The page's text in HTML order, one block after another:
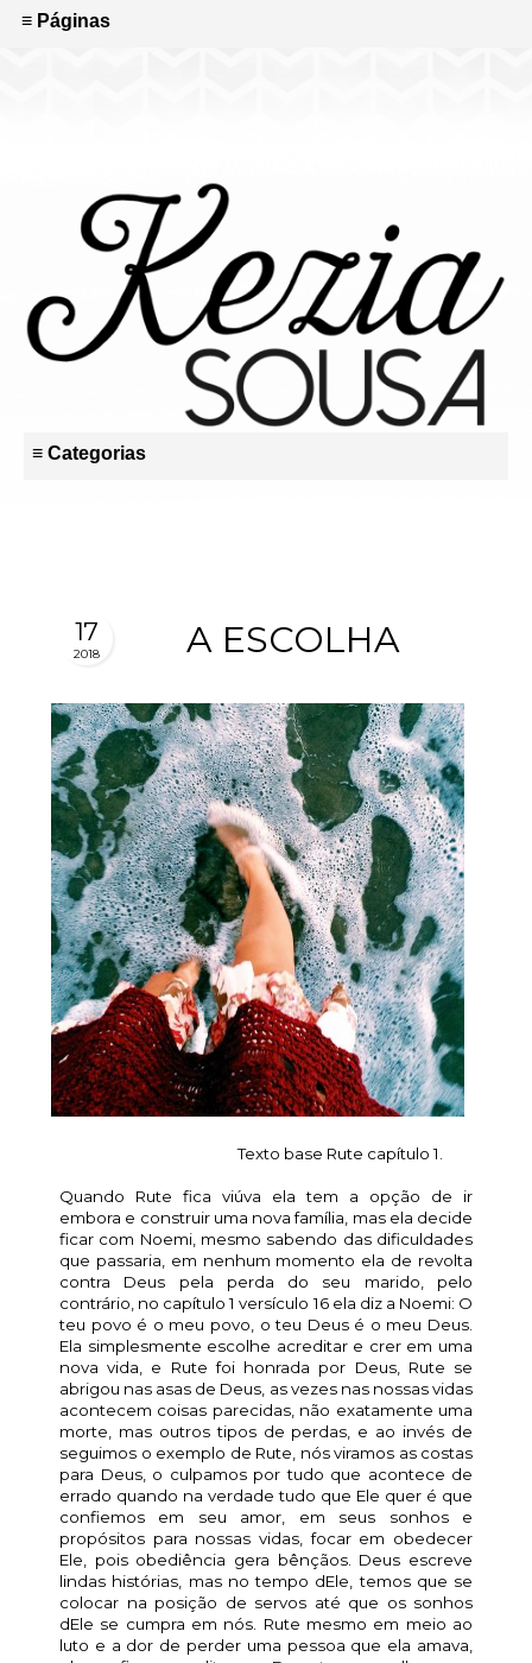
≡ Páginas
≡ Categorias
17
2018 A ESCOLHA
Texto base Rute capítulo 1.
Quando Rute fica viúva ela tem a opção de ir
embora e construir uma nova família, mas ela decide
ficar com Noemi, mesmo sabendo das dificuldades
que passaria, em nenhum momento ela de revolta
contra Deus pela perda do seu marido, pelo
contrário, no capítulo 1 versículo 16 ela diz a Noemi: O
teu povo é o meu povo, o teu Deus é o meu Deus.
Ela simplesmente escolhe acreditar e crer em uma
nova vida, e Rute foi honrada por Deus, Rute se
abrigou nas asas de Deus, as vezes nas nossas vidas
acontecem coisas parecidas, não exatamente uma
morte, mas outros tipos de perdas, e ao invés de
seguimos o exemplo de Rute, nós viramos as costas
para Deus, o culpamos por tudo que acontece de
errado quando na verdade tudo que Ele quer é que
confiemos em seu amor, em seus sonhos e
propósitos para nossas vidas, focar em obedecer
Ele, pois obediência gera bênçãos. Deus escreve
lindas histórias, mas no tempo dEle, temos que se
colocar na posição de servos até que os sonhos
dEle se cumpra em nós. Rute mesmo em meio ao
luto e a dor de perder uma pessoa que ela amava,